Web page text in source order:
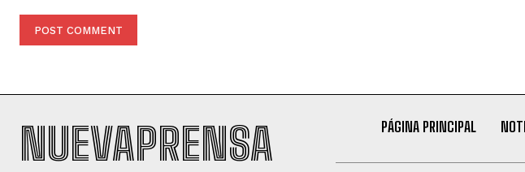
NUEVAPRENSA PÁGINA PRINCIPAL